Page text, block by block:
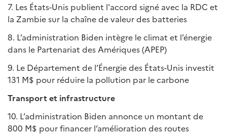
7. Les États-Unis publient l'accord signé avec la RDC et
la Zambie sur la chaîne de valeur des batteries
8. L’administration Biden intègre le climat et l’énergie
dans le Partenariat des Amériques (APEP)
9. Le Département de l’Énergie des États-Unis investit
131 M$ pour réduire la pollution par le carbone
Transport et infrastructure
10. L’administration Biden annonce un montant de
800 M$ pour financer l’amélioration des routes